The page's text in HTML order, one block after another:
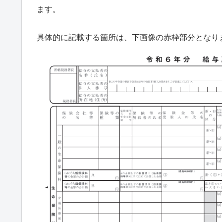
ます。
具体的に記載する箇所は、下画像の赤枠部分となり